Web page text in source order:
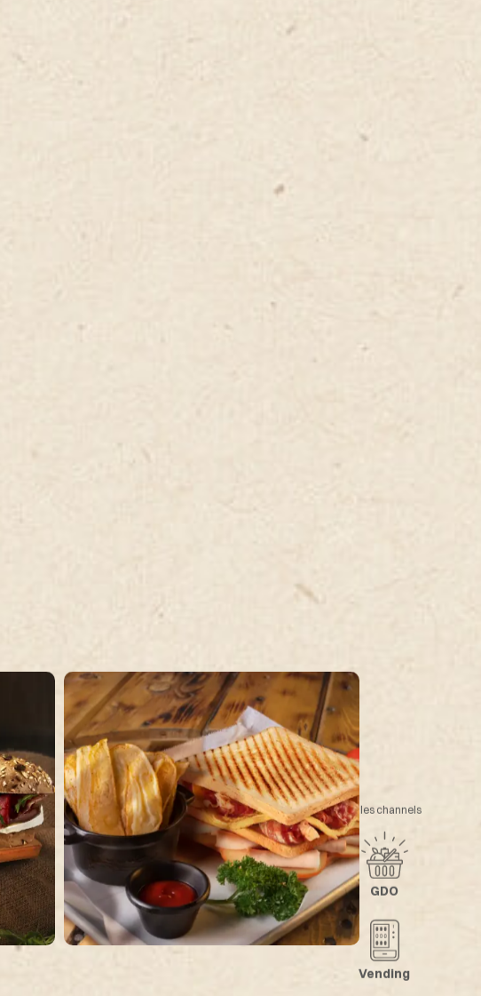
Bruschette
Piadine
Settori
Mass retailing
Vending
Sales channels
GDO
Vending